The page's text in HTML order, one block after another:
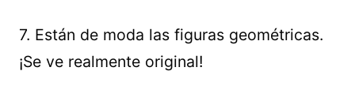
7. Están de moda las figuras geométricas.
¡Se ve realmente original!